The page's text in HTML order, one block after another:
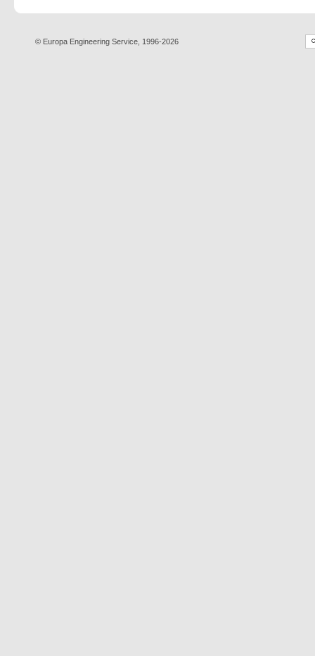
© Europa Engineering Service, 1996-2026